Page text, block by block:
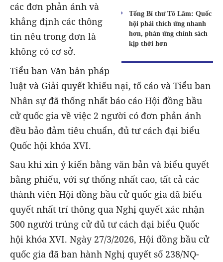
Tổng Bí thư Tô Lâm: Quốc
hội phải thích ứng nhanh
hơn, phản ứng chính sách
kịp thời hơn
các đơn phản ánh và
khẳng định các thông
tin nêu trong đơn là
không có cơ sở.
Tiểu ban Văn bản pháp
luật và Giải quyết khiếu nại, tố cáo và Tiểu ban
Nhân sự đã thống nhất báo cáo Hội đồng bầu
cử quốc gia về việc 2 người có đơn phản ánh
đều bảo đảm tiêu chuẩn, đủ tư cách đại biểu
Quốc hội khóa XVI.
Sau khi xin ý kiến bằng văn bản và biểu quyết
bằng phiếu, với sự thống nhất cao, tất cả các
thành viên Hội đồng bầu cử quốc gia đã biểu
quyết nhất trí thông qua Nghị quyết xác nhận
500 người trúng cử đủ tư cách đại biểu Quốc
hội khóa XVI. Ngày 27/3/2026, Hội đồng bầu cử
quốc gia đã ban hành Nghị quyết số 238/NQ-